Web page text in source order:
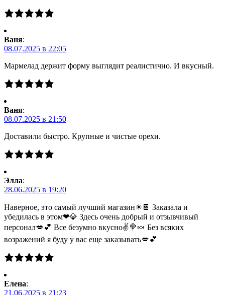
Ваня:
08.07.2025 в 22:05
Мармелад держит форму выглядит реалистично. И вкусный.
Ваня:
08.07.2025 в 21:50
Доставили быстро. Крупные и чистые орехи.
Элла:
28.06.2025 в 19:20
Наверное, это самый лучший магазин☀🍫 Заказала и
убедилась в этом❤💎 Здесь очень добрый и отзывчивый
персонал💋💕 Все безумно вкусно✌🍭🍬 Без всяких
возражений я буду у вас еще заказывать💋💕
Елена:
21.06.2025 в 21:23